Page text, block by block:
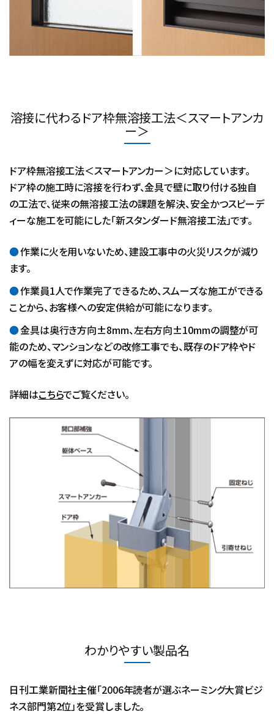
溶接に代わるドア枠無溶接工法＜スマートアンカ
ー＞
ドア枠無溶接工法＜スマートアンカー＞に対応しています。
ドア枠の施工時に溶接を行わず、金具で壁に取り付ける独自
の工法で、従来の無溶接工法の課題を解決、安全かつスピーデ
ィーな施工を可能にした「新スタンダード無溶接工法」です。
作業に火を用いないため、建設工事中の火災リスクが減り
ます。
作業員1人で作業完了できるため、スムーズな施工ができる
ことから、お客様への安定供給が可能になります。
金具は奥行き方向±8mm、左右方向±10mmの調整が可
能のため、マンションなどの改修工事でも、既存のドア枠やド
アの幅を変えずに対応が可能です。
詳細はこちらでご覧ください。
わかりやすい製品名
日刊工業新聞社主催「2006年読者が選ぶネーミング大賞ビジ
ネス部門第2位」を受賞しました。